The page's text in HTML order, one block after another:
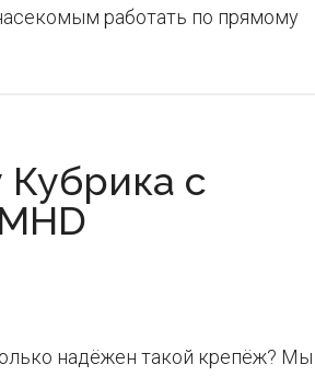
работать по прямому
с
надёжен такой крепёж? Мы